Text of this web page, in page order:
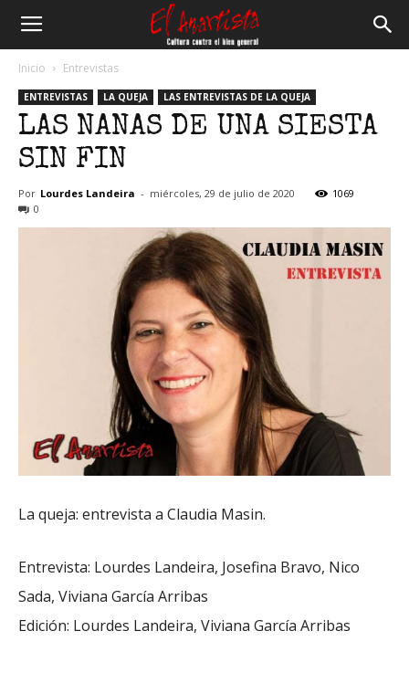
Anartista
Inicio Entrevistas
ENTREVISTAS LA QUEJA LAS ENTREVISTAS DE LA QUEJA
LAS NANAS DE UNA SIESTA
SIN FIN
Por Lourdes Landeira - miércoles, 29 de julio de 2020
1069
0
La queja: entrevista a Claudia Masin.
Entrevista: Lourdes Landeira, Josefina Bravo, Nico
Sada, Viviana García Arribas
Edición: Lourdes Landeira, Viviana García Arribas